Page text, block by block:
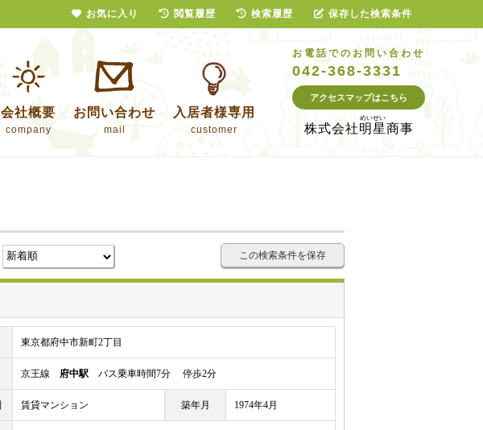
会社概要
company
お問い合わせ
mail
入居者様専用
customer
お電話でのお問い合わせ
042-368-3331
アクセスマップはこちら
株式会社明星商事
この検索条件を保存
東京都府中市新町2丁目
京王線 府中駅 バス乗車時間7分 停歩2分
賃貸マンション 築年月 1974年4月
お気に入り 閲覧履歴 検索履歴 保存した検索条件